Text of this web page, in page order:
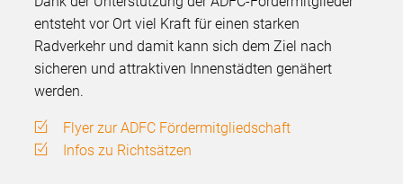
entsteht vor Ort viel Kraft für einen starken
Radverkehr und damit kann sich dem Ziel nach
sicheren und attraktiven Innenstädten genähert
werden.
Flyer zur ADFC Fördermitgliedschaft
Infos zu Richtsätzen